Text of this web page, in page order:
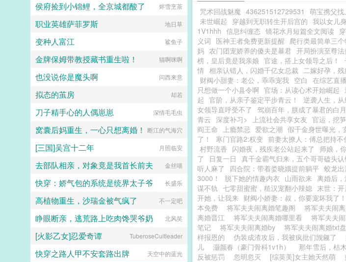
咒术回战魅魔 436251512729531 萌宝携父找
未世崛起 穿越到无职转生开后宫的 我以女儿
1V1hhh 信息纠缠态 镜花水月短篇全文阅读
义词 医神王者免费更新提醒 爬行类最简单三
妈 农门团宠娇养的傻夫是暴君 开局扮演至尊
榜，皇后竟是我亲娘 官途，搭上女领导之后！
情 相亲认错人，闪婚千亿女总裁 二嫁好孕，
财阀小甜妻：老公，乖乖宠我 空白 在综艺直
只想做一个小县令啊 官场：从读心术开始崛起
起 官阶，从亲子鉴定平步青云！ 逆袭人生，
女领导直呼受不了 驾崩百年，朕成了暴君的白
青云 深度补习> 上流社会共享女友 官运，挖
阎王命
上瘾禁忌 爱欲之潮 假千金身世曝光，
了！
寒门官路2:权变 前妻太撩人：傅总把持不
村野流香 闪婚夜，残疾老公站起来了 师娘，
了
日复一日 真千金霸气归来，五个哥哥磕头认
听人麻了
四合院：带着娄晓娥提前躺平 蛟龙出
3000！
脱下她的情趣内衣 山雨欲来 离婚后
谋不轨 七零甜蜜蜜，糙汉宠翻小辣媳 末世：
开她，让我来 财阀小娇妻：叔，你要宠坏我了！
本免费
将军夫夫闹离婚笔趣阁 将军夫夫闹
离婚晋江
将军夫夫闹离婚哪里看 将军夫夫
笔记
将军夫夫闹离婚by 将军夫夫闹离婚txt
样报恩的
伪装成渣攻后，我被疯批们觊觎了
儿
灏颜春（豪门骨科1v1h） 那年雪后，枯
反被惩罚
忽明忽灭 [综英美]女主她天然萌
侯府捡到小锦鲤，全京城都酸了
烬雪烹茶
职业英雄萨菲罗斯 地日草
变种人富江 鲨鱼子
金牌保姆带教授藏书重生啦！ 猫啊咪啊
也没说你是魔头啊 问西来意
拟态的茧房 却若
刀子精手心的人偶崽崽 深情毛毛虫
窝囊后妈重生，一心只想离婚！ 断江的气海穴
[三国]吴宫十二年 月照临安
去部队相亲，对象竟是我首长前夫 金丝喵
快穿：娇气包的系统是统界太子爷 长盛乐
高植物重生，沙瑞金被气疯了 不一定吧
睁眼断亲，逃荒路上吃肉馋哭爷奶 北风笑
[火影乙女]忍爱奇谭 TuberoseCultleader
快穿之路人甲不安套路出牌 天空中的蓝光